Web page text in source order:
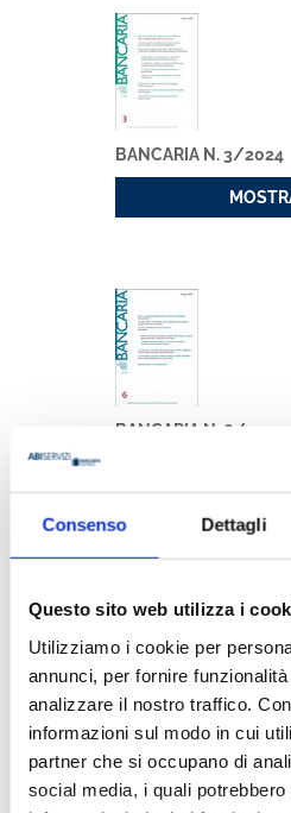
Consenso Dettagli
Questo sito web utilizza i
Utilizziamo i cookie per
annunci, per fornire
analizzare il nostro traffico.
informazioni sul modo in cui
partner che si occupano di
social media, i quali
BANCARIA N. 3/2024
BANCARIA N. 6/2022
BANCARIA N. 6/2006